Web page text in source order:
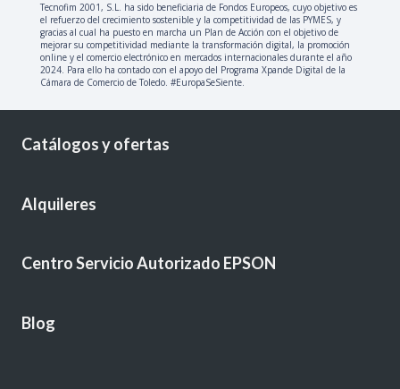
Tecnofim 2001, S.L. ha sido beneficiaria de Fondos Europeos, cuyo objetivo es
el refuerzo del crecimiento sostenible y la competitividad de las PYMES, y
gracias al cual ha puesto en marcha un Plan de Acción con el objetivo de
mejorar su competitividad mediante la transformación digital, la promoción
online y el comercio electrónico en mercados internacionales durante el año
2024. Para ello ha contado con el apoyo del Programa Xpande Digital de la
Cámara de Comercio de Toledo. #EuropaSeSiente.
Catálogos y ofertas
Alquileres
Centro Servicio Autorizado EPSON
Blog